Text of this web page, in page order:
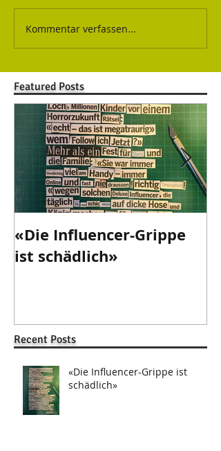
Featured Posts
Recent Posts
Kommentar verfassen...
«Die Influencer-Grippe
ist schädlich»
«Die Influencer-Grippe ist
schädlich»